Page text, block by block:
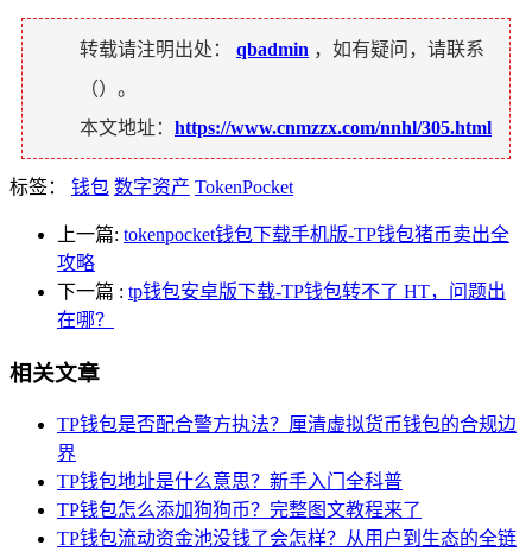
转载请注明出处： qbadmin ，如有疑问，请联系
（）。
本文地址： https://www.cnmzzx.com/nnhl/305.html
标签： 钱包 数字资产 TokenPocket
上一篇: tokenpocket钱包下载手机版-TP钱包猪币卖出全
攻略
下一篇 : tp钱包安卓版下载-TP钱包转不了 HT，问题出
在哪？
相关文章
TP钱包是否配合警方执法？厘清虚拟货币钱包的合规边
界
TP钱包地址是什么意思？新手入门全科普
TP钱包怎么添加狗狗币？完整图文教程来了
TP钱包流动资金池没钱了会怎样？从用户到生态的全链